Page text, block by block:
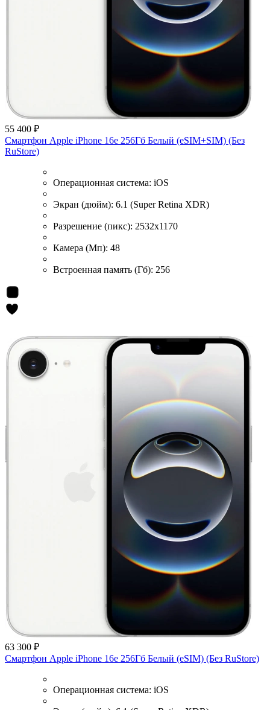
55 400 ₽
Смартфон Apple iPhone 16e 256Гб Белый (eSIM+SIM) (Без
RuStore)
Операционная система: iOS
Экран (дюйм): 6.1 (Super Retina XDR)
Разрешение (пикс): 2532x1170
Камера (Мп): 48
Встроенная память (Гб): 256
63 300 ₽
Смартфон Apple iPhone 16e 256Гб Белый (eSIM) (Без RuStore)
Операционная система: iOS